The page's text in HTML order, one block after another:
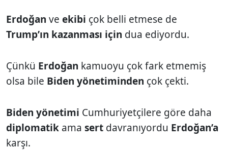
Erdoğan ve ekibi çok belli etmese de
Trump’ın kazanması için dua ediyordu.
Çünkü Erdoğan kamuoyu çok fark etmemiş
olsa bile Biden yönetiminden çok çekti.
Biden yönetimi Cumhuriyetçilere göre daha
diplomatik ama sert davranıyordu Erdoğan’a
karşı.